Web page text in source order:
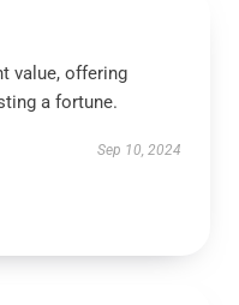
value, offering
a fortune.
Sep 10, 2024